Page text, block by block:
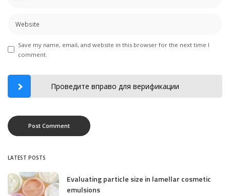
Save my name, email, and website in this browser for the next time I
comment.
Проведите вправо для верификации
LATEST POSTS
Evaluating particle size in lamellar cosmetic
emulsions